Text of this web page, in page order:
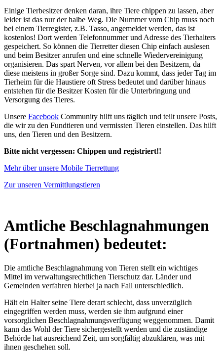
Einige Tierbesitzer denken daran, ihre Tiere chippen zu lassen, aber
leider ist das nur der halbe Weg. Die Nummer vom Chip muss noch
bei einem Tierregister, z.B. Tasso, angemeldet werden, das ist
kostenlos! Dort werden Telefonnummer und Adresse des Tierhalters
gespeichert. So können die Tierretter diesen Chip einfach auslesen
und beim Besitzer anrufen und eine schnelle Wiedervereinigung
organisieren. Das spart Nerven, vor allem bei den Besitzern, da
diese meistens in großer Sorge sind. Dazu kommt, dass jeder Tag im
Tierheim für die Haustiere oft Stress bedeutet und darüber hinaus
entstehen für die Besitzer Kosten für die Unterbringung und
Versorgung des Tieres.
Unsere Facebook Community hilft uns täglich und teilt unsere Posts,
die wir zu den Fundtieren und vermissten Tieren einstellen. Das hilft
uns, den Tieren und den Besitzern.
Bitte nicht vergessen: Chippen und registriert!!
Mehr über unsere Mobile Tierrettung
Zur unseren Vermittlungstieren
Amtliche Beschlagnahmungen
(Fortnahmen) bedeutet:
Die amtliche Beschlagnahmung von Tieren stellt ein wichtiges
Mittel im verwaltungsrechtlichen Tierschutz dar. Länder und
Gemeinden verfahren hierbei ja nach Fall unterschiedlich.
Hält ein Halter seine Tiere derart schlecht, dass unverzüglich
eingegriffen werden muss, werden sie ihm aufgrund einer
vorsorglichen Beschlagnahmungsverfügung weggenommen. Damit
kann das Wohl der Tiere sichergestellt werden und die zuständige
Behörde hat ausreichend Zeit, um sorgfältig abzuklären, was mit
ihnen geschehen soll.